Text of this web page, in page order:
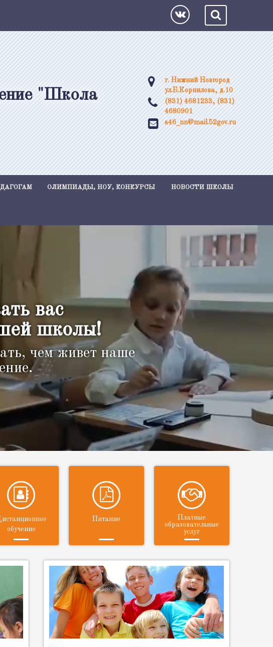
"Школа
г. Нижний Новгород
ул.Б.Корнилова, д.10
(831) 4681233, (831)
4680901
s46_nn@mail.52gov.ru
ОЛИМПИАДЫ, НОУ, КОНКУРСЫ НОВОСТИ ШКОЛЫ
вас
школы!
чем живет наше
обучение
Питание
Платные
образовательные
услуг